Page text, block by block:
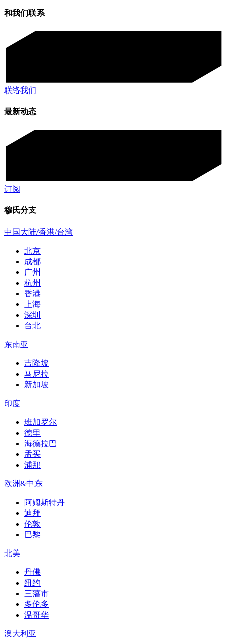
和我们联系
联络我们
最新动态
订阅
穆氏分支
中国大陆/香港/台湾
北京
成都
广州
杭州
香港
上海
深圳
台北
东南亚
吉隆坡
马尼拉
新加坡
印度
班加罗尔
德里
海德拉巴
孟买
浦那
欧洲&中东
阿姆斯特丹
迪拜
伦敦
巴黎
北美
丹佛
纽约
三藩市
多伦多
温哥华
澳大利亚